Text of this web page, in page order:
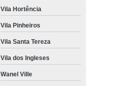
Vila Hortência
Vila Pinheiros
Vila Santa Tereza
Vila dos Ingleses
Wanel Ville